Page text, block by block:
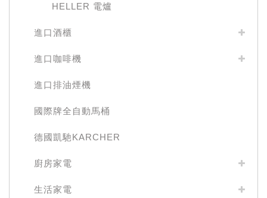
HELLER 電爐
進口酒櫃
進口咖啡機
進口排油煙機
國際牌全自動馬桶
德國凱馳KARCHER
廚房家電
生活家電